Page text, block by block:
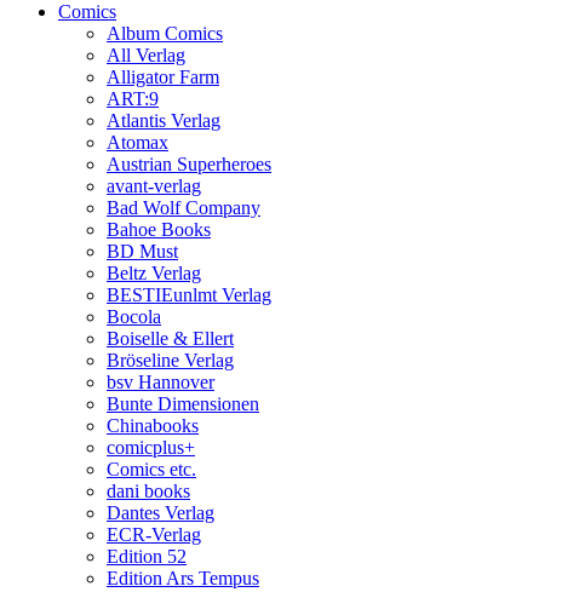
Comics
Album Comics
All Verlag
Alligator Farm
ART:9
Atlantis Verlag
Atomax
Austrian Superheroes
avant-verlag
Bad Wolf Company
Bahoe Books
BD Must
Beltz Verlag
BESTIEunlmt Verlag
Bocola
Boiselle & Ellert
Bröseline Verlag
bsv Hannover
Bunte Dimensionen
Chinabooks
comicplus+
Comics etc.
dani books
Dantes Verlag
ECR-Verlag
Edition 52
Edition Ars Tempus